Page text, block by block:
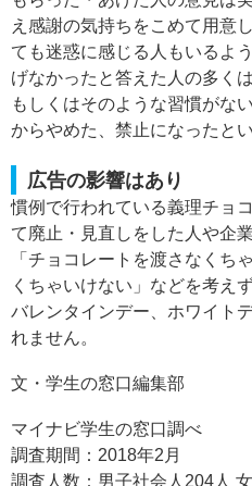
え感謝の気持ちをこめて用意
ても迷惑に感じる人もいるよ
げなかったと答えた人の多く
もしくはそのような習慣がな
からやめた、禁止になったと
広告の影響はあり
慣例で行われている義理チョ
て廃止・見直しをした人や企
「チョコレートを渡さなくち
くちゃいけない」などを考え
バレンタインデー、ホワイト
れません。
文・学生の窓口編集部
マイナビ学生の窓口調べ
調査期間：2018年2月
調査人数：男子社会人204人